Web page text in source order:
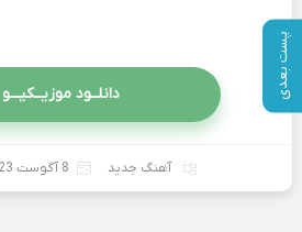
پست بعدی دانلــود موزیــکیـــو
آهنگ جدید 8 آگوست 2023